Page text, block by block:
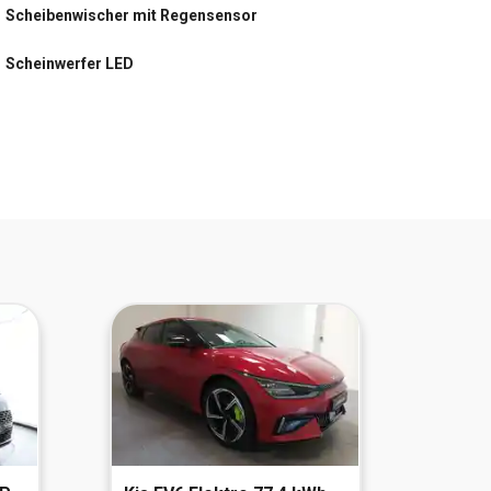
Klimaanlage Climatronic 2-Zonen
Lenkrad heizbar
Rückfahrkamera
Sitzheizung vorn + hinten
Scheibenwischer mit Regensensor
Scheinwerfer LED